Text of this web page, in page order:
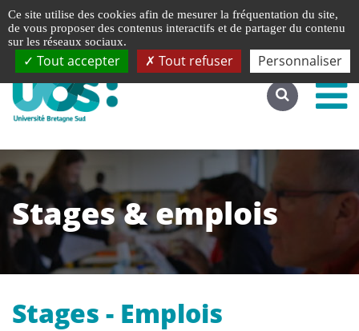
Accéder au site complet
Stages & emplois
Stages - Emplois
Ce site utilise des cookies afin de mesurer la fréquentation du site,
de vous proposer des contenus interactifs et de partager du contenu
sur les réseaux sociaux.
Tout accepter Tout refuser Personnaliser